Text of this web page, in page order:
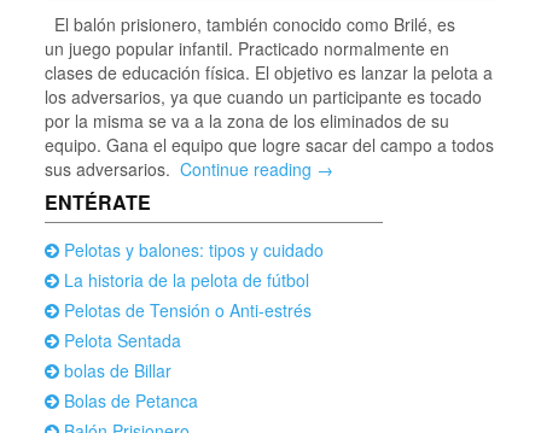
El balón prisionero, también conocido como Brilé, es
un juego popular infantil. Practicado normalmente en
clases de educación física. El objetivo es lanzar la pelota a
los adversarios, ya que cuando un participante es tocado
por la misma se va a la zona de los eliminados de su
equipo. Gana el equipo que logre sacar del campo a todos
sus adversarios. Continue reading →
ENTÉRATE
Pelotas y balones: tipos y cuidado
La historia de la pelota de fútbol
Pelotas de Tensión o Anti-estrés
Pelota Sentada
bolas de Billar
Bolas de Petanca